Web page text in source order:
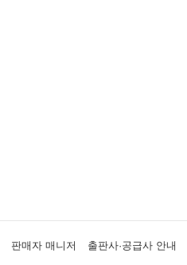
판매자 매니저 출판사·공급사 안내